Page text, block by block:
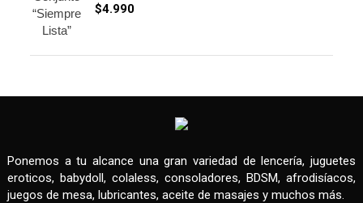
$4.990
Ponemos a tu alcance una gran variedad de lencería, juguetes
eroticos, babydoll, colaless, consoladores, BDSM, afrodisíacos,
juegos de mesa, lubricantes, aceite de masajes y muchos más.